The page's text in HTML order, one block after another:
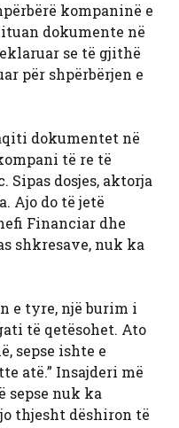
kompaninë e
dokumente në
se të gjithë
për shpërbërjen e
dokumentet në
të re të
dosjes, aktorja
Ajo do të jetë
Financiar dhe
shkresave, nuk ka
e tyre, një burim i
të qetësohet. Ato
sepse ishte e
atë.” Insajderi më
sepse nuk ka
thjesht dëshiron të